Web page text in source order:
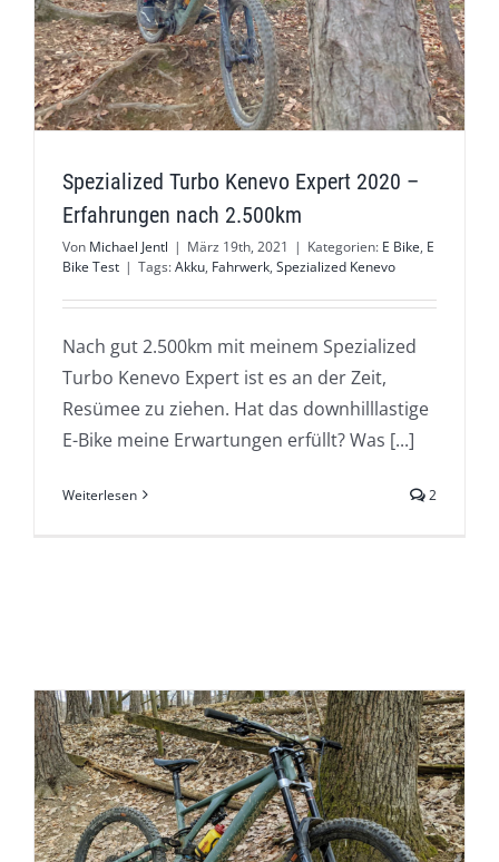
Spezialized Turbo Kenevo Expert 2020 –
Erfahrungen nach 2.500km
Von Michael Jentl | März 19th, 2021 | Kategorien: E Bike, E
Bike Test | Tags:Akku, Fahrwerk, Spezialized Kenevo
Nach gut 2.500km mit meinem Spezialized
Turbo Kenevo Expert ist es an der Zeit,
Resümee zu ziehen. Hat das downhilllastige
E-Bike meine Erwartungen erfüllt? Was [...]
Weiterlesen 2